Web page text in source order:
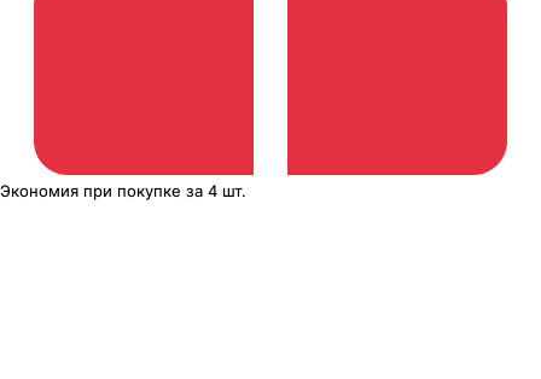
Экономия при покупке за 4 шт.